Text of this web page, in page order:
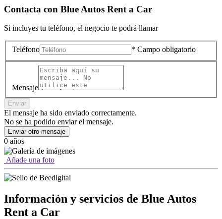
Contacta con Blue Autos Rent a Car
Si incluyes tu teléfono, el negocio te podrá llamar
Teléfono * Campo obligatorio
Mensaje
Enviar
El mensaje ha sido enviado correctamente.
No se ha podido enviar el mensaje.
Enviar otro mensaje
0 años
Añade una foto
Información y servicios de Blue Autos
Rent a Car